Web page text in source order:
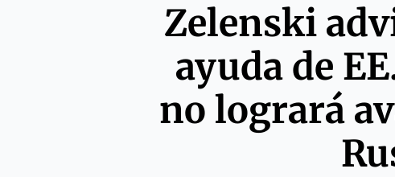
Zelenski
ayuda de
no logrará